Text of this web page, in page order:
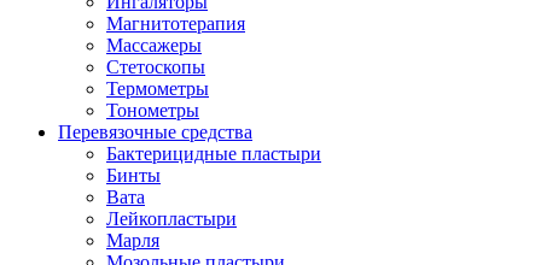
Магнитотерапия
Массажеры
Стетоскопы
Термометры
Тонометры
Перевязочные средства
Бактерицидные пластыри
Бинты
Вата
Лейкопластыри
Марля